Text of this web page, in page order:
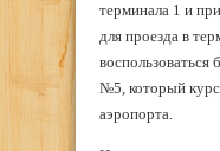
терминала 1 и
для проезда в
№5, который
аэропорта.